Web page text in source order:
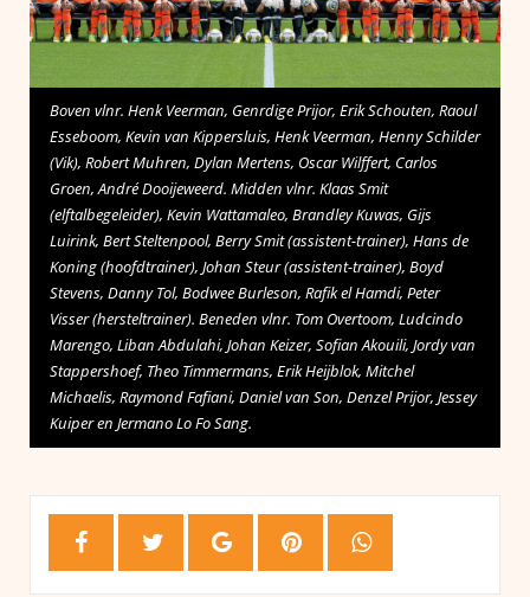
Boven vlnr. Henk Veerman, Genrdige Prijor, Erik Schouten, Raoul
Esseboom, Kevin van Kippersluis, Henk Veerman, Henny Schilder
(Vik), Robert Muhren, Dylan Mertens, Oscar Wilffert, Carlos
Groen, André Dooijeweerd. Midden vlnr. Klaas Smit
(elftalbegeleider), Kevin Wattamaleo, Brandley Kuwas, Gijs
Luirink, Bert Steltenpool, Berry Smit (assistent-trainer), Hans de
Koning (hoofdtrainer), Johan Steur (assistent-trainer), Boyd
Stevens, Danny Tol, Bodwee Burleson, Rafik el Hamdi, Peter
Visser (hersteltrainer). Beneden vlnr. Tom Overtoom, Ludcindo
Marengo, Liban Abdulahi, Johan Keizer, Sofian Akouili, Jordy van
Stappershoef, Theo Timmermans, Erik Heijblok, Mitchel
Michaelis, Raymond Fafiani, Daniel van Son, Denzel Prijor, Jessey
Kuiper en Jermano Lo Fo Sang.